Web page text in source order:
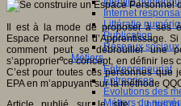
Internet
Littératie
Publication
Réseaux sociaux
Métiers
Entrepreneuriat
Entreprises
Evolutions des
Métiers du
Il est à la mode de proposer à ses
Espace Personnel d’Apprentissage.
comment peut se débrouiller une
s’approprier ce concept, en définir les
C’est pour toutes ces personnes que
EPA en m’appuyant sur la méthode